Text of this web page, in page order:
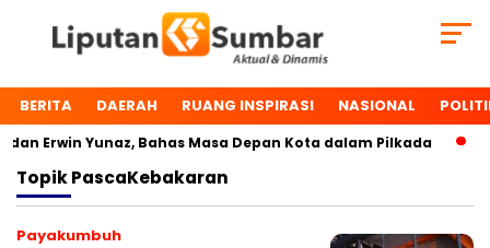
BERITA DAERAH RUANG INSPIRASI NASIONAL
Erwin Yunaz, Bahas Masa Depan Kota dalam Pilkada
TopikPascaKebakaran
Payakumbuh